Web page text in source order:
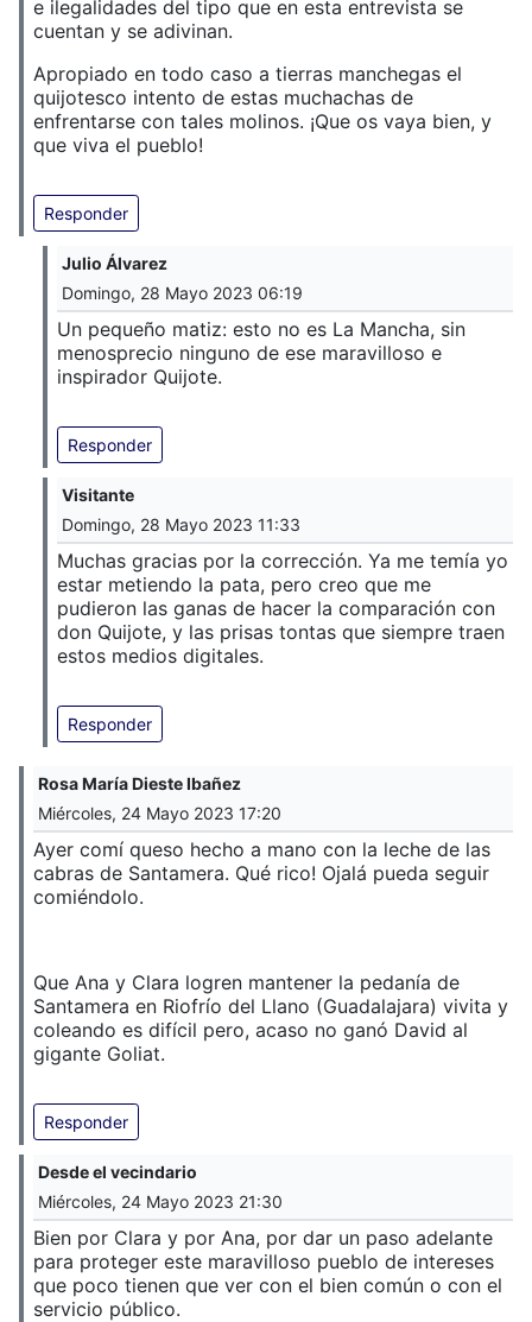
e ilegalidades del tipo que en esta entrevista se
cuentan y se adivinan.
Apropiado en todo caso a tierras manchegas el
quijotesco intento de estas muchachas de
enfrentarse con tales molinos. ¡Que os vaya bien, y
que viva el pueblo!
Responder
Julio Álvarez
Domingo, 28 Mayo 2023 06:19
Un pequeño matiz: esto no es La Mancha, sin
menosprecio ninguno de ese maravilloso e
inspirador Quijote.
Responder
Visitante
Domingo, 28 Mayo 2023 11:33
Muchas gracias por la corrección. Ya me temía yo
estar metiendo la pata, pero creo que me
pudieron las ganas de hacer la comparación con
don Quijote, y las prisas tontas que siempre traen
estos medios digitales.
Responder
Rosa María Dieste Ibañez
Miércoles, 24 Mayo 2023 17:20
Ayer comí queso hecho a mano con la leche de las
cabras de Santamera. Qué rico! Ojalá pueda seguir
comiéndolo.
Que Ana y Clara logren mantener la pedanía de
Santamera en Riofrío del Llano (Guadalajara) vivita y
coleando es difícil pero, acaso no ganó David al
gigante Goliat.
Responder
Desde el vecindario
Miércoles, 24 Mayo 2023 21:30
Bien por Clara y por Ana, por dar un paso adelante
para proteger este maravilloso pueblo de intereses
que poco tienen que ver con el bien común o con el
servicio público.